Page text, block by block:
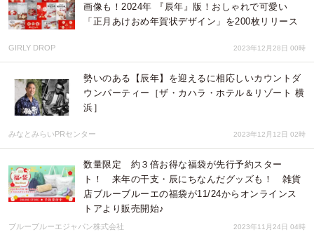
画像も！2024年 『辰年』版！おしゃれで可愛い
「正月あけおめ年賀状デザイン」を200枚リリース
GIRLY DROP 2023年12月28日 00時
勢いのある【辰年】を迎えるに相応しいカウントダ
ウンパーティー［ザ・カハラ・ホテル＆リゾート 横
浜］
みなとみらいPRセンター 2023年12月12日 02時
数量限定 約３倍お得な福袋が先行予約スター
ト！ 来年の干支・辰にちなんだグッズも！ 雑貨
店ブルーブルーエの福袋が11/24からオンラインス
トアより販売開始♪
ブルーブルーエジャパン株式会社 2023年11月24日 04時